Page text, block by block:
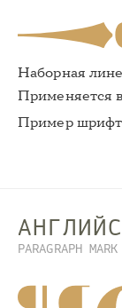
Наборная
Применяется
Пример
PARAGRAPH MARK